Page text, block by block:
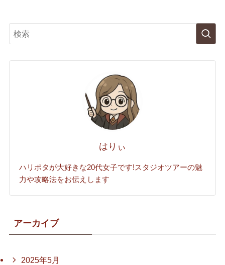
はりぃ
ハリポタが大好きな20代女子です!スタジオツアーの魅
力や攻略法をお伝えします
アーカイブ
2025年5月